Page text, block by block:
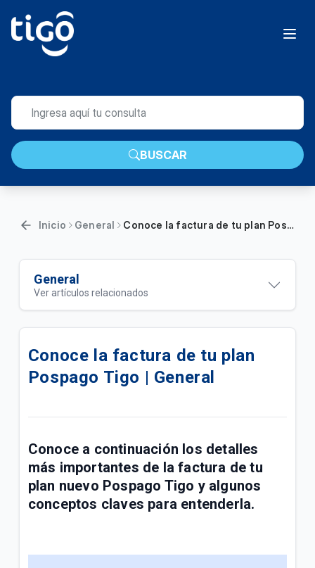
BUSCAR
Inicio General Conoce la factura de tu plan Pospago Tigo | General
General
Ver artículos relacionados
Compra tu celular 5G en cuotas | Móvil
¿Cómo pagar tus facturas de servicios fijos y
móviles con QR de Bre-b en Mi Tigo? | General
Conoce la factura de tu paquete Full Tigo y Full
Tigo + Plus | General
Información importante de recursos de ley sobre
radicación de PQRS | General
General
Conoce la factura de tu plan
Pospago Tigo | General
Conoce a continuación los detalles
más importantes de la factura de tu
plan nuevo Pospago Tigo y algunos
conceptos claves para entenderla.